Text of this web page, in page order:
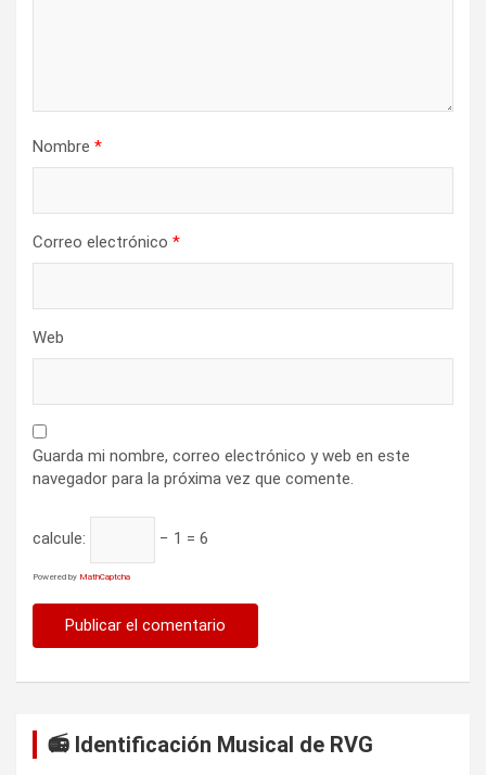
Nombre *
Correo electrónico *
Web
Guarda mi nombre, correo electrónico y web en este
navegador para la próxima vez que comente.
calcule: − 1 = 6
Powered by MathCaptcha
📻 Identificación Musical de RVG